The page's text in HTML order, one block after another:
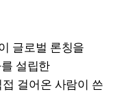
글로벌 론칭을
설립한
걸어온 사람이 쓴